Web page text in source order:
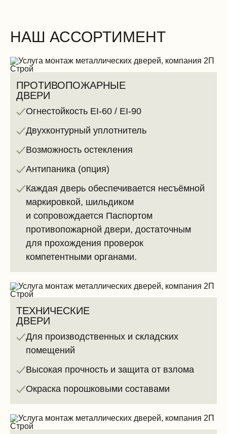
НАШ АССОРТИМЕНТ
ПРОТИВОПОЖАРНЫЕ
ДВЕРИ
Огнестойкость EI-60 / EI-90
Двухконтурный уплотнитель
Возможность остекления
Антипаника (опция)
Каждая дверь обеспечивается несъёмной
маркировкой, шильдиком
и сопровождается Паспортом
противопожарной двери, достаточным
для прохождения проверок
компетентными органами.
ТЕХНИЧЕСКИЕ
ДВЕРИ
Для производственных и складских
помещений
Высокая прочность и защита от взлома
Окраска порошковыми составами